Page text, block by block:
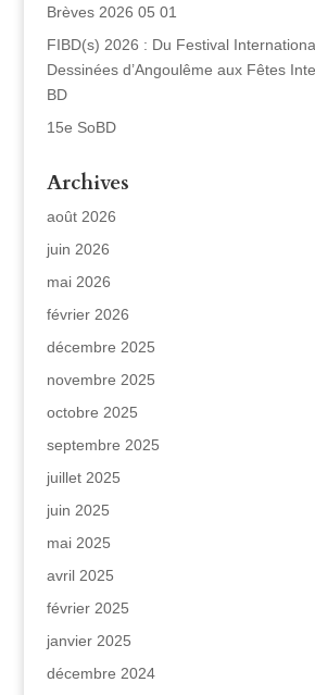
Brèves 2026 05 01
FIBD(s) 2026 : Du Festival
Dessinées d’Angoulême aux Fêtes
BD
15e SoBD
Archives
août 2026
juin 2026
mai 2026
février 2026
décembre 2025
novembre 2025
octobre 2025
septembre 2025
juillet 2025
juin 2025
mai 2025
avril 2025
février 2025
janvier 2025
décembre 2024